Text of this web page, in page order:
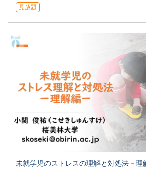
見放題
未就学児のストレスの理解と対処法－理